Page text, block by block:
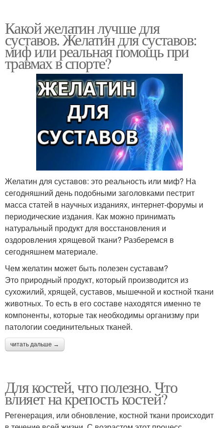
Какой желатин лучше для
суставов. Желатин для суставов:
миф или реальная помощь при
травмах в спорте?
Желатин для суставов: это реальность или миф? На
сегодняшний день подобными заголовками пестрит
масса статей в научных изданиях, интернет-форумы и
периодические издания. Как можно принимать
натуральный продукт для восстановления и
оздоровления хрящевой ткани? Разберемся в
сегодняшнем материале.
Чем желатин может быть полезен суставам?
Это природный продукт, который производится из
сухожилий, хрящей, суставов, мышечной и костной ткани
животных. То есть в его составе находятся именно те
компоненты, которые так необходимы организму при
патологии соединительных тканей.
читать дальше →
Для костей, что полезно. Что
влияет на крепость костей?
Регенерация, или обновление, костной ткани происходит